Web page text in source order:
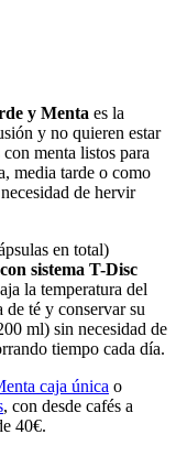
y Menta es la
y no quieren estar
menta listos para
media tarde o como
de hervir
en total)
sistema T-Disc
la temperatura del
de té y conservar su
ml) sin necesidad de
tiempo cada día.
caja única o
, con desde cafés a
40€.